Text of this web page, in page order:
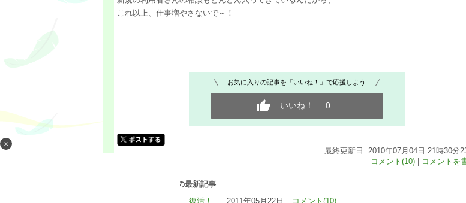
これ以上、仕事増やさないで～！
お気に入りの記事を「いいね！」で応援しよう
いいね！ 0
最終更新日 2010年07月04日 21時30分
コメント(10)
コメントを
[料理] カテゴリの最新記事
瓶詰め職人 復活！
2011年05月22日 コメント(10)
×